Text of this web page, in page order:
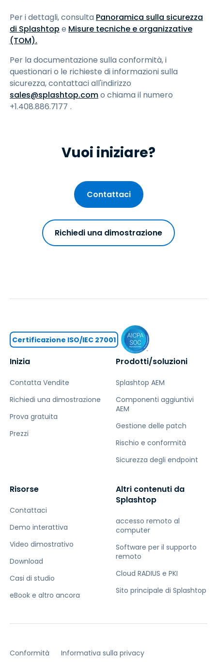
Per i dettagli, consulta Panoramica sulla sicurezza
di Splashtop e Misure tecniche e organizzative
(TOM).
Per la documentazione sulla conformità, i
questionari o le richieste di informazioni sulla
sicurezza, contattaci all'indirizzo
sales@splashtop.como chiama il numero
+1.408.886.7177 .
Vuoi iniziare?
Contattaci
Richiedi una dimostrazione
Inizia
Contatta Vendite
Richiedi una dimostrazione
Prova gratuita
Prezzi
Prodotti/soluzioni
Splashtop AEM
Componenti aggiuntivi
AEM
Gestione delle patch
Rischio e conformità
Sicurezza degli endpoint
Risorse
Contattaci
Demo interattiva
Video dimostrativo
Download
Casi di studio
eBook e altro ancora
Altri contenuti da
Splashtop
accesso remoto al
computer
Software per il supporto
remoto
Cloud RADIUS e PKI
Sito principale di Splashtop
Certificazione ISO/IEC 27001
Conformità Informativa sulla privacy